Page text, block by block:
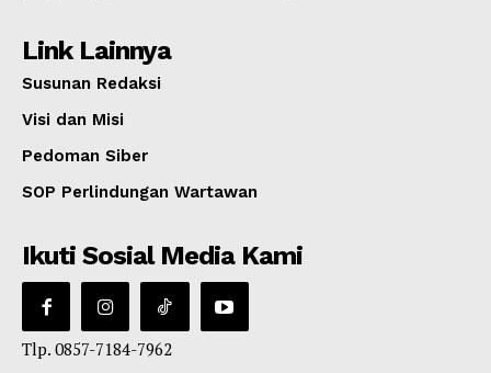
Link Lainnya
Susunan Redaksi
Visi dan Misi
Pedoman Siber
SOP Perlindungan Wartawan
Ikuti Sosial Media Kami
Tlp. 0857-7184-7962